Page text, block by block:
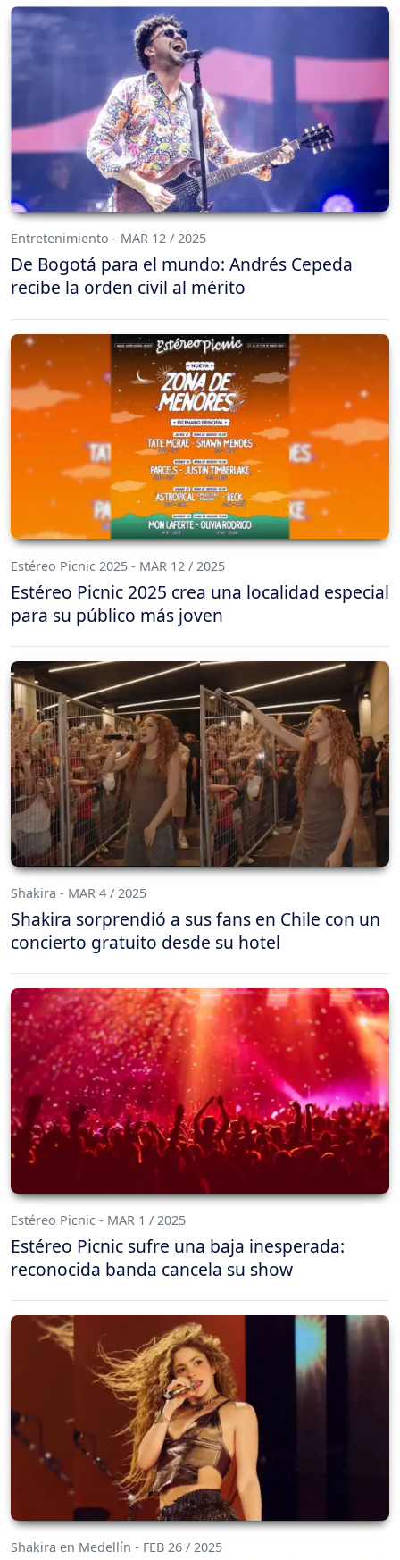
Entretenimiento - MAR 12 / 2025
De Bogotá para el mundo: Andrés Cepeda
recibe la orden civil al mérito
Estéreo Picnic 2025 - MAR 12 / 2025
Estéreo Picnic 2025 crea una localidad especial
para su público más joven
Shakira - MAR 4 / 2025
Shakira sorprendió a sus fans en Chile con un
concierto gratuito desde su hotel
Estéreo Picnic - MAR 1 / 2025
Estéreo Picnic sufre una baja inesperada:
reconocida banda cancela su show
Shakira en Medellín - FEB 26 / 2025